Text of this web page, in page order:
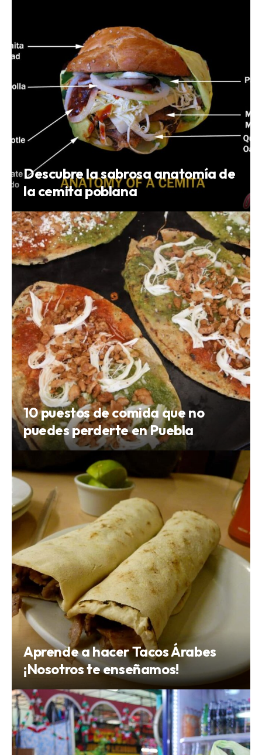
Descubre la sabrosa anatomía de
la cemita poblana
10 puestos de comida que no
puedes perderte en Puebla
Aprende a hacer Tacos Árabes
¡Nosotros te enseñamos!